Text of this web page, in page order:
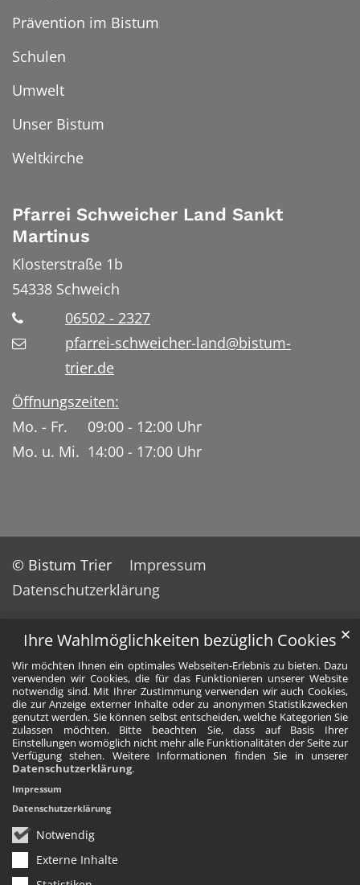
Ihre Wahlmöglichkeiten bezüglich Cookies
Wir möchten Ihnen ein optimales Webseiten-Erlebnis zu bieten. Dazu
verwenden wir Cookies, die für das Funktionieren unserer Website
notwendig sind. Mit Ihrer Zustimmung verwenden wir auch Cookies,
die zur Anzeige externer Inhalte oder zu anonymen Statistikzwecken
genutzt werden. Sie können selbst entscheiden, welche Kategorien Sie
zulassen möchten. Bitte beachten Sie, dass auf Basis Ihrer
Einstellungen womöglich nicht mehr alle Funktionalitäten der Seite zur
Verfügung stehen. Weitere Informationen finden Sie in unserer
Datenschutzerklärung.
Notwendig
Externe Inhalte
✕
Impressum
Datenschutzerklärung
Prävention im Bistum
Schulen
Umwelt
Unser Bistum
Weltkirche
Pfarrei Schweicher Land Sankt
Martinus
Klosterstraße 1b
54338 Schweich
06502 - 2327
pfarrei-schweicher-land@bistum-
trier.de
Öffnungszeiten:
Mo. - Fr. 09:00 - 12:00 Uhr
Mo. u. Mi. 14:00 - 17:00 Uhr
© Bistum Trier
Impressum
Datenschutzerklärung